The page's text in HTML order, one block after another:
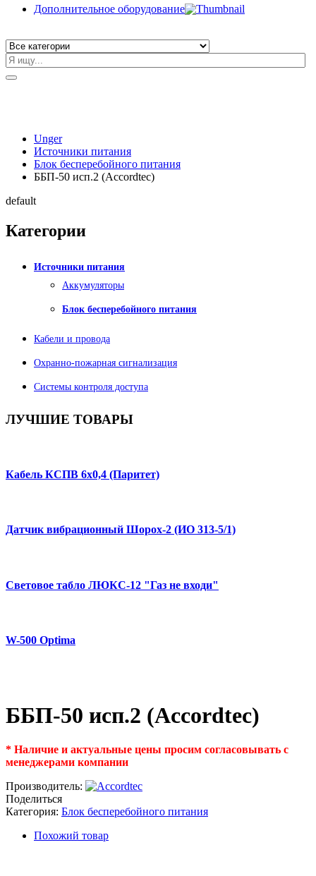
Дополнительное оборудование
Unger
Источники питания
Блок бесперебойного питания
ББП-50 исп.2 (Accordtec)
default
Категории
Источники питания
Аккумуляторы
Блок бесперебойного питания
Кабели и провода
Охранно-пожарная сигнализация
Системы контроля доступа
ЛУЧШИЕ ТОВАРЫ
Кабель КСПВ 6х0,4 (Паритет)
Датчик вибрационный Шорох-2 (ИО 313-5/1)
Световое табло ЛЮКС-12 "Газ не входи"
W-500 Optima
ББП-50 исп.2 (Accordtec)
* Наличие и актуальные цены просим согласовывать с
менеджерами компании
Производитель:
Поделиться
Категория: Блок бесперебойного питания
Похожий товар